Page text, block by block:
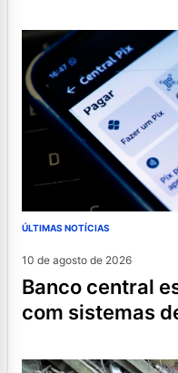
ÚLTIMAS NOTÍCIAS
10 de agosto de 2026
banco central estuda interligar pix
com sistemas